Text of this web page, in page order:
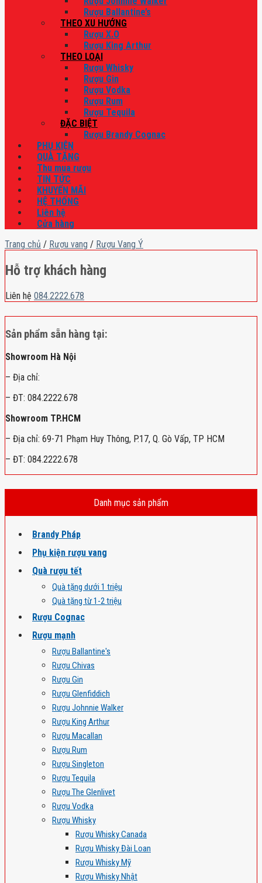
Rượu Ballantine’s
THEO XU HƯỚNG
Rượu X.O
Rượu King Arthur
THEO LOẠI
Rượu Whisky
Rượu Gin
Rượu Vodka
Rượu Rum
Rượu Tequila
ĐẶC BIỆT
Rượu Brandy Cognac
PHỤ KIỆN
QUÀ TẶNG
Thu mua rượu
TIN TỨC
KHUYẾN MÃI
HỆ THỐNG
Liên hệ
Cửa hàng
Trang chủ / Rượu vang / Rượu Vang Ý
Hỗ trợ khách hàng
Liên hệ 084.2222.678
Sản phẩm sẵn hàng tại:
Showroom Hà Nội
– Địa chỉ:
– ĐT: 084.2222.678
Showroom TP.HCM
– Địa chỉ: 69-71 Phạm Huy Thông, P.17, Q. Gò Vấp, TP HCM
– ĐT: 084.2222.678
Danh mục sản phẩm
Brandy Pháp
Phụ kiện rượu vang
Quà rượu tết
Quà tặng dưới 1 triệu
Quà tặng từ 1-2 triệu
Rượu Cognac
Rượu mạnh
Rượu Ballantine's
Rượu Chivas
Rượu Gin
Rượu Glenfiddich
Rượu Johnnie Walker
Rượu King Arthur
Rượu Macallan
Rượu Rum
Rượu Singleton
Rượu Tequila
Rượu The Glenlivet
Rượu Vodka
Rượu Whisky
Rượu Whisky Canada
Rượu Whisky Đài Loan
Rượu Whisky Mỹ
Rượu Whisky Nhật